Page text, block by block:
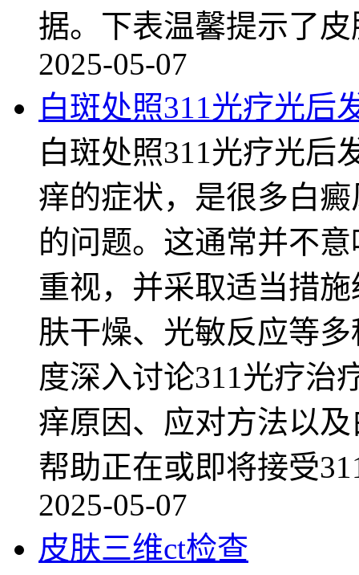
据。下表温馨提示了
2025-05-07
白斑处照311光疗光后
白斑处照311光疗光后
痒的症状，是很多白
的问题。这通常并不
重视，并采取适当措
肤干燥、光敏反应等
度深入讨论311光疗治
痒原因、应对方法以
帮助正在或即将接受
2025-05-07
皮肤三维ct检查